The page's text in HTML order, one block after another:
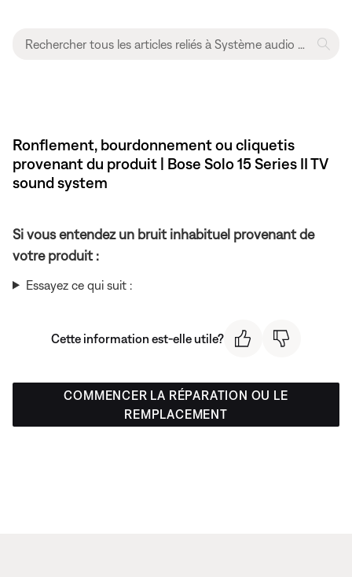
Ronflement, bourdonnement ou cliquetis
provenant du produit | Bose Solo 15 Series II TV
sound system
Si vous entendez un bruit inhabituel provenant de
votre produit :
Essayez ce qui suit :
Cette information est-elle utile?
COMMENCER LA RÉPARATION OU LE
REMPLACEMENT